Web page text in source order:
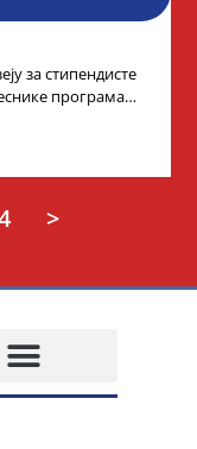
за стипендисте
програма
>